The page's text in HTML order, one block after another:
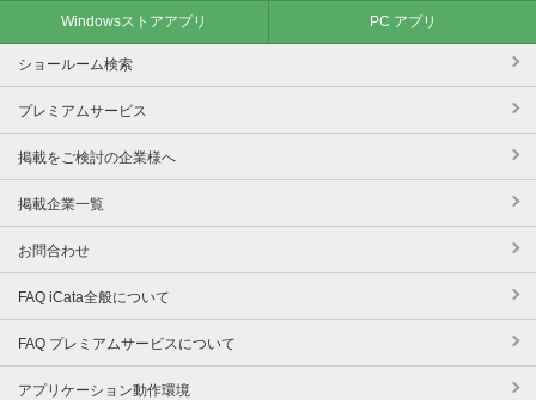
Windowsストアアプリ PC アプリ
ショールーム検索
プレミアムサービス
掲載をご検討の企業様へ
掲載企業一覧
お問合わせ
FAQ iCata全般について
FAQ プレミアムサービスについて
アプリケーション動作環境